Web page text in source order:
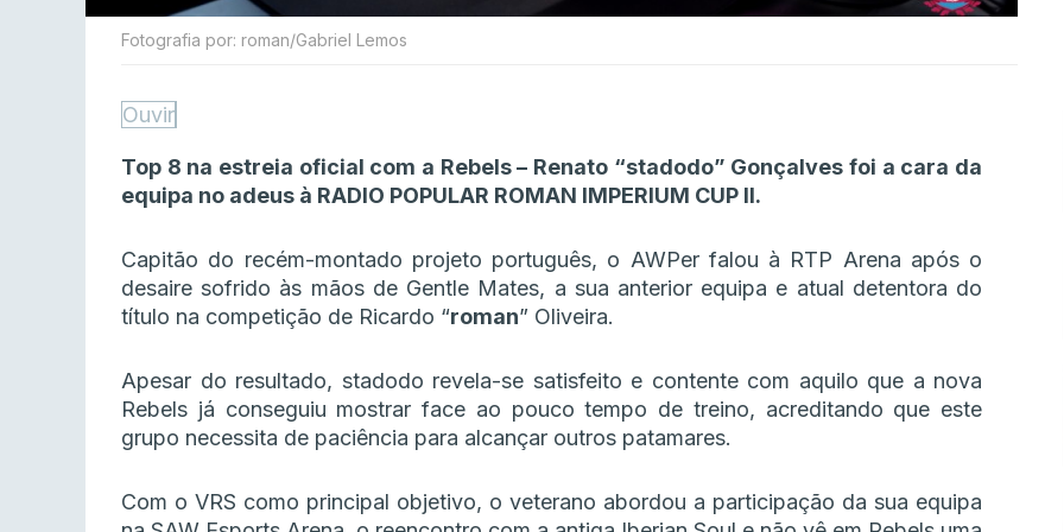
Fotografia por: roman/Gabriel Lemos
Ouvir
Top 8 na estreia oficial com a Rebels – Renato “stadodo” Gonçalves foi a cara da
equipa no adeus à RADIO POPULAR ROMAN IMPERIUM CUP II.
Capitão do recém-montado projeto português, o AWPer falou à RTP Arena após o
desaire sofrido às mãos de Gentle Mates, a sua anterior equipa e atual detentora do
título na competição de Ricardo “roman” Oliveira.
Apesar do resultado, stadodo revela-se satisfeito e contente com aquilo que a nova
Rebels já conseguiu mostrar face ao pouco tempo de treino, acreditando que este
grupo necessita de paciência para alcançar outros patamares.
Com o VRS como principal objetivo, o veterano abordou a participação da sua equipa